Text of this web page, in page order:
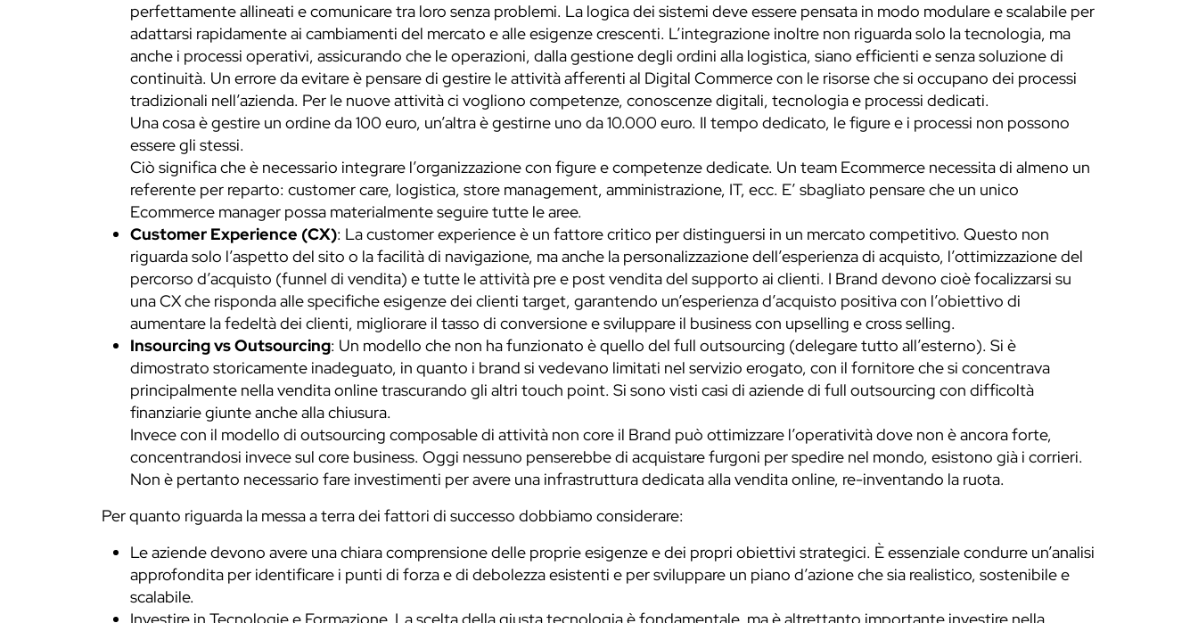
perfettamente allineati e comunicare tra loro senza problemi. La logica dei sistemi deve essere pensata in modo modulare e scalabile per
adattarsi rapidamente ai cambiamenti del mercato e alle esigenze crescenti. L’integrazione inoltre non riguarda solo la tecnologia, ma
anche i processi operativi, assicurando che le operazioni, dalla gestione degli ordini alla logistica, siano efficienti e senza soluzione di
continuità. Un errore da evitare è pensare di gestire le attività afferenti al Digital Commerce con le risorse che si occupano dei processi
tradizionali nell’azienda. Per le nuove attività ci vogliono competenze, conoscenze digitali, tecnologia e processi dedicati.
Una cosa è gestire un ordine da 100 euro, un’altra è gestirne uno da 10.000 euro. Il tempo dedicato, le figure e i processi non possono
essere gli stessi.
Ciò significa che è necessario integrare l’organizzazione con figure e competenze dedicate. Un team Ecommerce necessita di almeno un
referente per reparto: customer care, logistica, store management, amministrazione, IT, ecc. E’ sbagliato pensare che un unico
Ecommerce manager possa materialmente seguire tutte le aree.
Customer Experience (CX): La customer experience è un fattore critico per distinguersi in un mercato competitivo. Questo non
riguarda solo l’aspetto del sito o la facilità di navigazione, ma anche la personalizzazione dell’esperienza di acquisto, l’ottimizzazione del
percorso d’acquisto (funnel di vendita) e tutte le attività pre e post vendita del supporto ai clienti. I Brand devono cioè focalizzarsi su
una CX che risponda alle specifiche esigenze dei clienti target, garantendo un’esperienza d’acquisto positiva con l’obiettivo di
aumentare la fedeltà dei clienti, migliorare il tasso di conversione e sviluppare il business con upselling e cross selling.
Insourcing vs Outsourcing: Un modello che non ha funzionato è quello del full outsourcing (delegare tutto all’esterno). Si è
dimostrato storicamente inadeguato, in quanto i brand si vedevano limitati nel servizio erogato, con il fornitore che si concentrava
principalmente nella vendita online trascurando gli altri touch point. Si sono visti casi di aziende di full outsourcing con difficoltà
finanziarie giunte anche alla chiusura.
Invece con il modello di outsourcing composable di attività non core il Brand può ottimizzare l’operatività dove non è ancora forte,
concentrandosi invece sul core business. Oggi nessuno penserebbe di acquistare furgoni per spedire nel mondo, esistono già i corrieri.
Non è pertanto necessario fare investimenti per avere una infrastruttura dedicata alla vendita online, re-inventando la ruota.
Per quanto riguarda la messa a terra dei fattori di successo dobbiamo considerare:
Le aziende devono avere una chiara comprensione delle proprie esigenze e dei propri obiettivi strategici. È essenziale condurre un’analisi
approfondita per identificare i punti di forza e di debolezza esistenti e per sviluppare un piano d’azione che sia realistico, sostenibile e
scalabile.